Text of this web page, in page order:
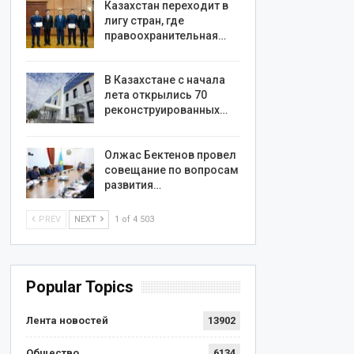
Казахстан переходит в
лигу стран, где
правоохранительная…
В Казахстане с начала
лета открылись 70
реконструированных…
Олжас Бектенов провел
совещание по вопросам
развития…
PREV NEXT 1 of 4 503
Popular Topics
Лента новостей 13902